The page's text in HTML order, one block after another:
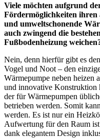
Viele möchten aufgrund
Fördermöglichkeiten ihren
und umweltschonende
auch zwingend die
Fußbodenheizung
Nein, denn hierfür gibt es
Vogel und Noot – den
Wärmepumpe neben heizen
und innovative Konstruktion
der für Wärmepumpen
betrieben werden. Somit
werden. Es ist nur ein
Aufwertung für den Raum
dank elegantem Design